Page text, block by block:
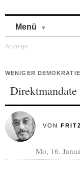
Menü
WENIGER
VON
Mo, 16.